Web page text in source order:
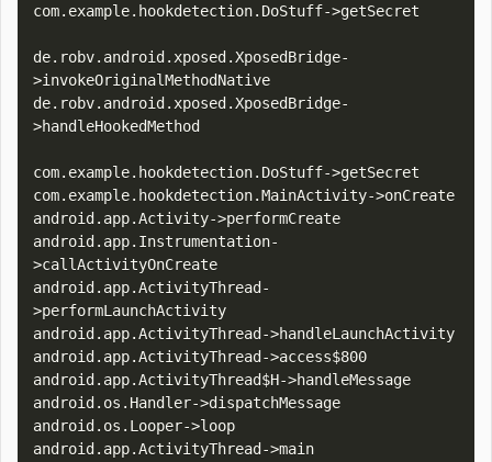
com.example.hookdetection.DoStuff->getSecret
de.robv.android.xposed.XposedBridge-
>invokeOriginalMethodNative
de.robv.android.xposed.XposedBridge-
>handleHookedMethod
com.example.hookdetection.DoStuff->getSecret
com.example.hookdetection.MainActivity->onCreate
android.app.Activity->performCreate
android.app.Instrumentation-
>callActivityOnCreate
android.app.ActivityThread-
>performLaunchActivity
android.app.ActivityThread->handleLaunchActivity
android.app.ActivityThread->access$800
android.app.ActivityThread$H->handleMessage
android.os.Handler->dispatchMessage
android.os.Looper->loop
android.app.ActivityThread->main